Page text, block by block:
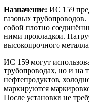
Назначение: ИС 159
газовых
собой плотно
ними прокладкой.
высокопрочного
ИС 159 могут
трубопроводах, но и на
нефтепродуктов,
маркируются
После установки не